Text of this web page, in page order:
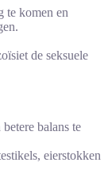
te komen en
de seksuele
balans te
eierstokken